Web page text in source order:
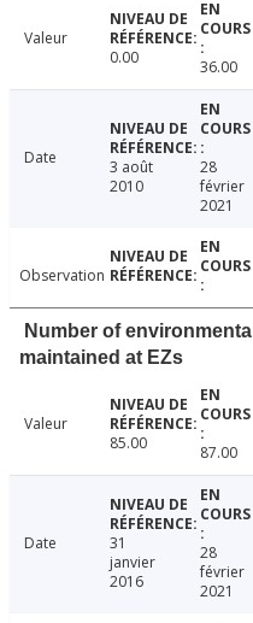
Valeur
0.00
36.00
Date
3 août
2010
28
février
2021
Observation
Number of
maintained at EZs
Valeur
85.00
87.00
Date
31
janvier
2016
28
février
2021